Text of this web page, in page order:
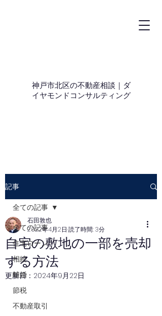
神戸市北区の不動産相談｜ダ
イヤモンドコンサルティング
記事
全ての記事
住宅ローン
相続
離婚
節税
不動産取引
全ての記事
自宅の敷地の一部を売却
する方法
石田敦也
2022年4月2日 読了時間: 3分
更新日： 2024年9月22日